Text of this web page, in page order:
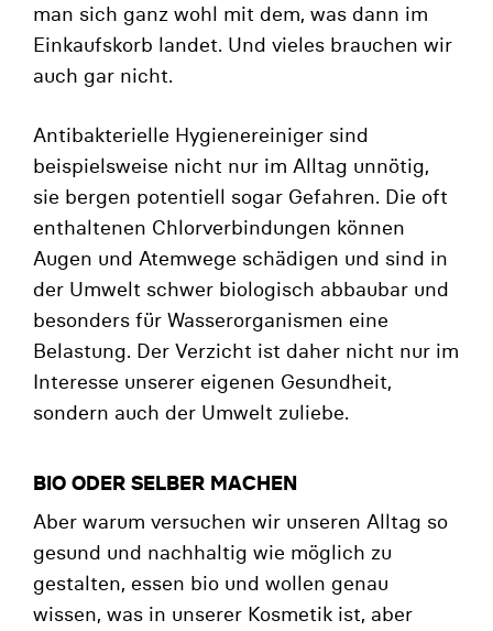
man sich ganz wohl mit dem, was dann im
Einkaufskorb landet. Und vieles brauchen wir
auch gar nicht.
Antibakterielle Hygienereiniger sind
beispielsweise nicht nur im Alltag unnötig,
sie bergen potentiell sogar Gefahren. Die oft
enthaltenen Chlorverbindungen können
Augen und Atemwege schädigen und sind in
der Umwelt schwer biologisch abbaubar und
besonders für Wasserorganismen eine
Belastung. Der Verzicht ist daher nicht nur im
Interesse unserer eigenen Gesundheit,
sondern auch der Umwelt zuliebe.
BIO ODER SELBER MACHEN
Aber warum versuchen wir unseren Alltag so
gesund und nachhaltig wie möglich zu
gestalten, essen bio und wollen genau
wissen, was in unserer Kosmetik ist, aber